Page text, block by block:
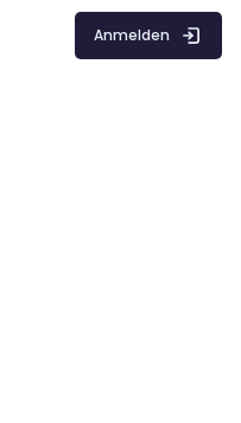
Anmelden